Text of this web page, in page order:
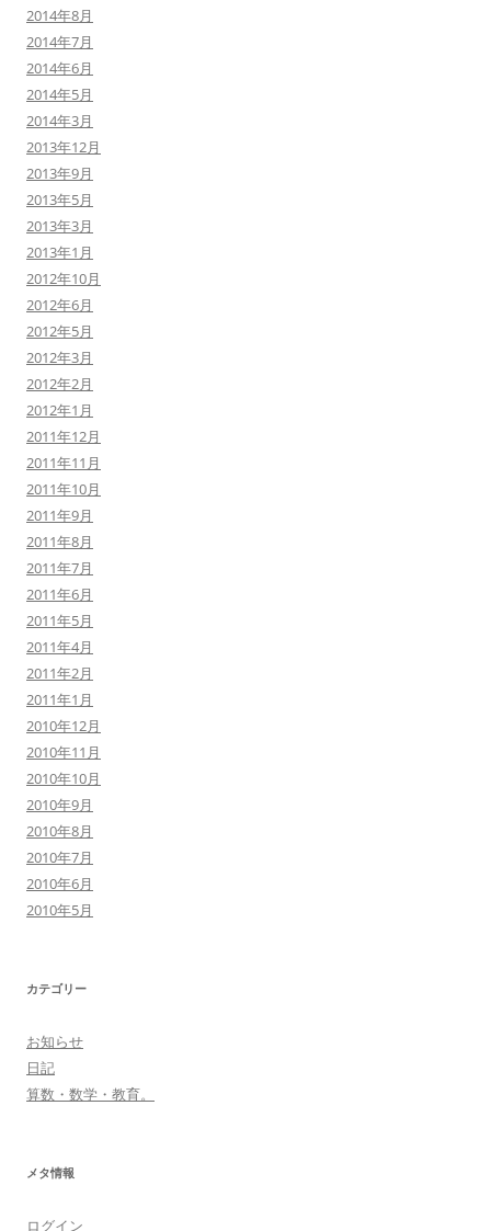
2014年8月
2014年7月
2014年6月
2014年5月
2014年3月
2013年12月
2013年9月
2013年5月
2013年3月
2013年1月
2012年10月
2012年6月
2012年5月
2012年3月
2012年2月
2012年1月
2011年12月
2011年11月
2011年10月
2011年9月
2011年8月
2011年7月
2011年6月
2011年5月
2011年4月
2011年2月
2011年1月
2010年12月
2010年11月
2010年10月
2010年9月
2010年8月
2010年7月
2010年6月
2010年5月
カテゴリー
お知らせ
日記
算数・数学・教育。
メタ情報
ログイン